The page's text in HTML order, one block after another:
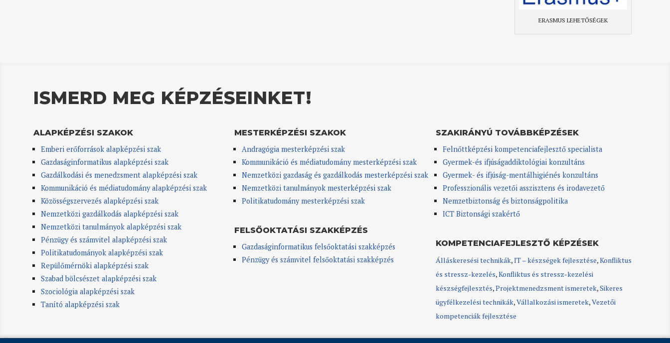
ERASMUS LEHETŐSÉGEK
ISMERD MEG KÉPZÉSEINKET!
ALAPKÉPZÉSI SZAKOK
Emberi erőforrások alapképzési szak
Gazdaságinformatikus alapképzési szak
Gazdálkodási és menedzsment alapképzési szak
Kommunikáció és médiatudomány alapképzési szak
Közösségszervezés alapképzési szak
Nemzetközi gazdálkodás alapképzési szak
Nemzetközi tanulmányok alapképzési szak
Pénzügy és számvitel alapképzési szak
Politikatudományok alapképzési szak
Repülőmérnöki alapképzési szak
Szabad bölcsészet alapképzési szak
Szociológia alapképzési szak
Tanító alapképzési szak
MESTERKÉPZÉSI SZAKOK
Andragógia mesterképzési szak
Kommunikáció és médiatudomány mesterképzési szak
Nemzetközi gazdaság és gazdálkodás mesterképzési szak
Nemzetközi tanulmányok mesterképzési szak
Politikatudomány mesterképzési szak
FELSŐOKTATÁSI SZAKKÉPZÉS
Gazdaságinformatikus felsőoktatási szakképzés
Pénzügy és számvitel felsőoktatási szakképzés
SZAKIRÁNYÚ TOVÁBBKÉPZÉSEK
Felnőttképzési kompetenciafejlesztő specialista
Gyermek-és ifjúságaddiktológiai konzultáns
Gyermek- és ifjúság-mentálhigiénés konzultáns
Professzionális vezetői asszisztens és irodavezető
Nemzetbiztonság és biztonságpolitika
ICT Biztonsági szakértő
KOMPETENCIAFEJLESZTŐ KÉPZÉSEK
Álláskeresési technikák,IT – készségek fejlesztése,Konfliktus
és stressz-kezelés,Konfliktus és stressz-kezelési
készségfejlesztés,Projektmenedzsment ismeretek,Sikeres
ügyfélkezelési technikák,Vállalkozási ismeretek,Vezetői
kompetenciák fejlesztése